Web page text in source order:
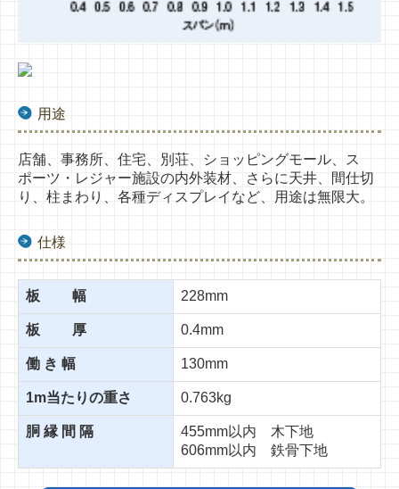
用途
店舗、事務所、住宅、別荘、ショッピングモール、
ス
ポーツ・レジャー施設の内外装材、
さらに天井、間仕切
り、柱まわり、 各種ディスプレイなど、用途は無限大。
仕様
板 幅 228mm
板 厚 0.4mm
働 き 幅 130mm
1m当たりの重さ 0.763kg
胴 縁 間 隔
455mm以内 木下地
606mm以内 鉄骨下地